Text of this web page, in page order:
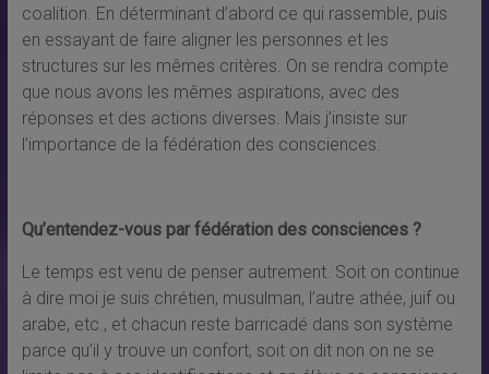
coalition. En déterminant d’abord ce qui rassemble, puis
en essayant de faire aligner les personnes et les
structures sur les mêmes critères. On se rendra compte
que nous avons les mêmes aspirations, avec des
réponses et des actions diverses. Mais j’insiste sur
l’importance de la fédération des consciences.
Qu’entendez-vous par fédération des consciences ?
Le temps est venu de penser autrement. Soit on continue
à dire moi je suis chrétien, musulman, l’autre athée, juif ou
arabe, etc., et chacun reste barricadé dans son système
parce qu’il y trouve un confort, soit on dit non on ne se